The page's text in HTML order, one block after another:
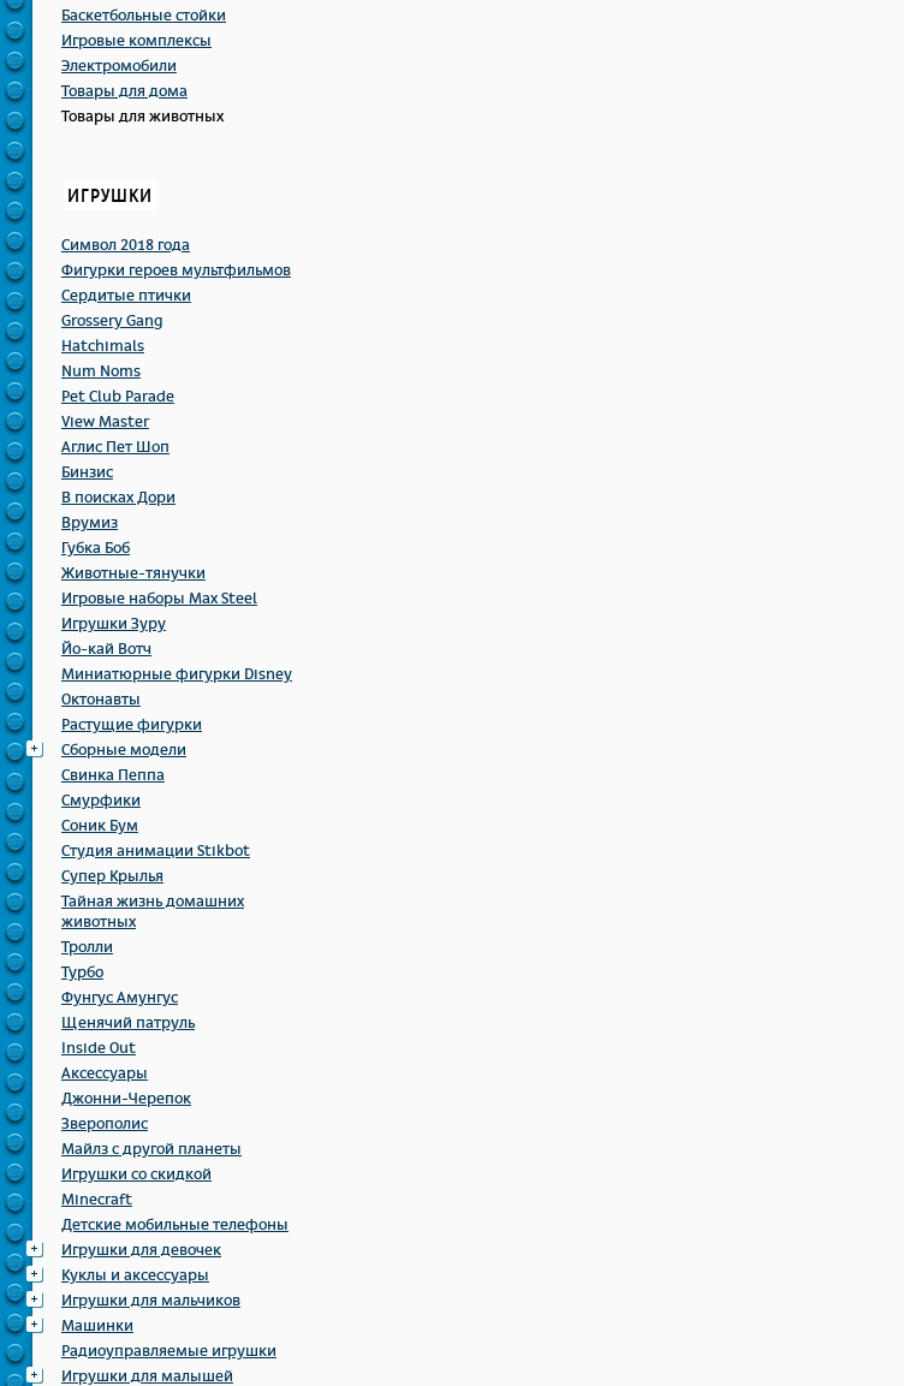
Баскетбольные стойки
Игровые комплексы
Электромобили
Товары для дома
Товары для животных
ИГРУШКИ
Символ 2018 года
Фигурки героев мультфильмов
Сердитые птички
Grossery Gang
Hatchimals
Num Noms
Pet Club Parade
View Master
Аглис Пет Шоп
Бинзис
В поисках Дори
Врумиз
Губка Боб
Животные-тянучки
Игровые наборы Max Steel
Игрушки Зуру
Йо-кай Вотч
Миниатюрные фигурки Disney
Октонавты
Растущие фигурки
Сборные модели
Свинка Пеппа
Смурфики
Соник Бум
Студия анимации Stikbot
Супер Крылья
Тайная жизнь домашних
животных
Тролли
Турбо
Фунгус Амунгус
Щенячий патруль
Inside Out
Аксессуары
Джонни-Черепок
Зверополис
Майлз с другой планеты
Игрушки со скидкой
Minecraft
Детские мобильные телефоны
Игрушки для девочек
Куклы и аксессуары
Игрушки для мальчиков
Машинки
Радиоуправляемые игрушки
Игрушки для малышей